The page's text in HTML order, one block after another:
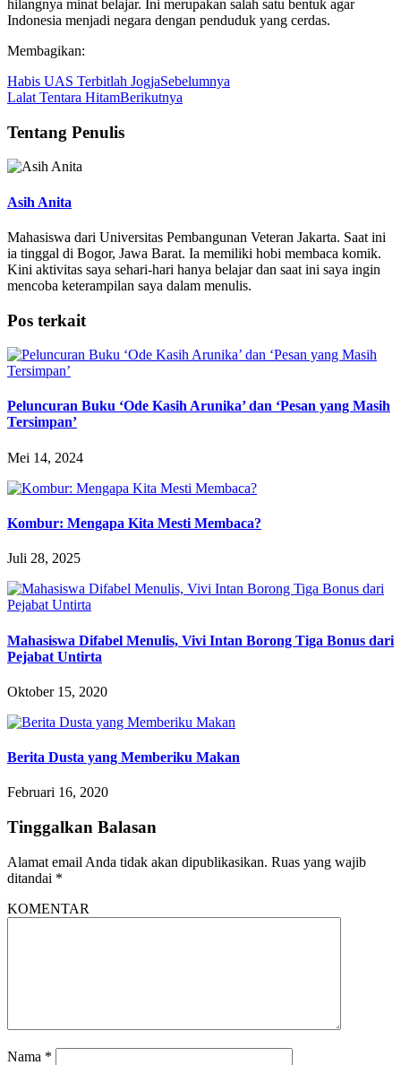
hilangnya minat belajar. Ini merupakan salah satu bentuk agar
Indonesia menjadi negara dengan penduduk yang cerdas.
Membagikan:
Habis UAS Terbitlah JogjaSebelumnya
Lalat Tentara HitamBerikutnya
Tentang Penulis
Asih Anita
Mahasiswa dari Universitas Pembangunan Veteran Jakarta. Saat ini
ia tinggal di Bogor, Jawa Barat. Ia memiliki hobi membaca komik.
Kini aktivitas saya sehari-hari hanya belajar dan saat ini saya ingin
mencoba keterampilan saya dalam menulis.
Pos terkait
Peluncuran Buku ‘Ode Kasih Arunika’ dan ‘Pesan yang Masih
Tersimpan’
Mei 14, 2024
Kombur: Mengapa Kita Mesti Membaca?
Juli 28, 2025
Mahasiswa Difabel Menulis, Vivi Intan Borong Tiga Bonus dari
Pejabat Untirta
Oktober 15, 2020
Berita Dusta yang Memberiku Makan
Februari 16, 2020
Tinggalkan Balasan
Alamat email Anda tidak akan dipublikasikan. Ruas yang wajib
ditandai *
KOMENTAR
Nama *